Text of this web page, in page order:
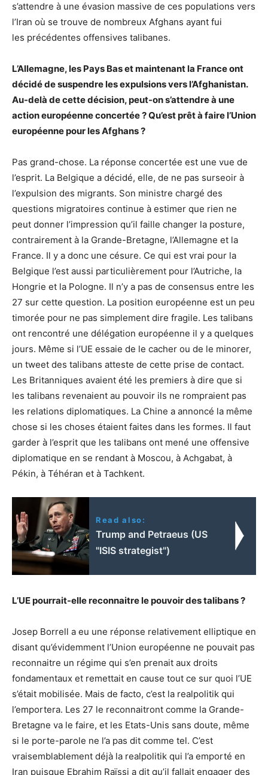
s’attendre à une évasion massive de ces populations vers
l’Iran où se trouve de nombreux Afghans ayant fui
les précédentes offensives talibanes.
L’Allemagne, les Pays Bas et maintenant la France ont
décidé de suspendre les expulsions vers l’Afghanistan.
Au-delà de cette décision, peut-on s’attendre à une
action européenne concertée ? Qu’est prêt à faire l’Union
européenne pour les Afghans ?
Pas grand-chose. La réponse concertée est une vue de
l’esprit. La Belgique a décidé, elle, de ne pas surseoir à
l’expulsion des migrants. Son ministre chargé des
questions migratoires continue à estimer que rien ne
peut donner l’impression qu’il faille changer la posture,
contrairement à la Grande-Bretagne, l’Allemagne et la
France. Il y a donc une césure. Ce qui est vrai pour la
Belgique l’est aussi particulièrement pour l’Autriche, la
Hongrie et la Pologne. Il n’y a pas de consensus entre les
27 sur cette question. La position européenne est un peu
timorée pour ne pas simplement dire fragile. Les talibans
ont rencontré une délégation européenne il y a quelques
jours. Même si l’UE essaie de le cacher ou de le minorer,
un tweet des talibans atteste de cette prise de contact.
Les Britanniques avaient été les premiers à dire que si
les talibans revenaient au pouvoir ils ne rompraient pas
les relations diplomatiques. La Chine a annoncé la même
chose si les choses étaient faites dans les formes. Il faut
garder à l’esprit que les talibans ont mené une offensive
diplomatique en se rendant à Moscou, à Achgabat, à
Pékin, à Téhéran et à Tachkent.
Read also:
Trump and Petraeus (US
"ISIS strategist")
L’UE pourrait-elle reconnaitre le pouvoir des talibans ?
Josep Borrell a eu une réponse relativement elliptique en
disant qu’évidemment l’Union européenne ne pouvait pas
reconnaitre un régime qui s’en prenait aux droits
fondamentaux et remettait en cause tout ce sur quoi l’UE
s’était mobilisée. Mais de facto, c’est la realpolitik qui
l’emportera. Les 27 le reconnaitront comme la Grande-
Bretagne va le faire, et les Etats-Unis sans doute, même
si le porte-parole ne l’a pas dit comme tel. C’est
vraisemblablement déjà la realpolitik qui l’a emporté en
Iran puisque Ebrahim Raïssi a dit qu’il fallait engager des